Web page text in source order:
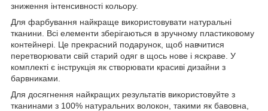
зниження інтенсивності кольору.
Для фарбування найкраще використовувати натуральні
тканини. Всі елементи зберігаються в зручному пластиковому
контейнері. Це прекрасний подарунок, щоб навчитися
перетворювати свій старий одяг в щось нове і яскраве. У
комплекті є інструкція як створювати красиві дизайни з
барвниками.
Для досягнення найкращих результатів використовуйте з
тканинами з 100% натуральних волокон, такими як бавовна,